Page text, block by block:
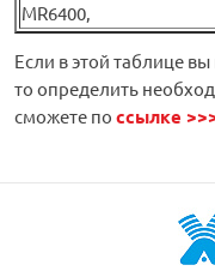
MR6400,
Если в этой таблице
то определить
сможете по ссылке